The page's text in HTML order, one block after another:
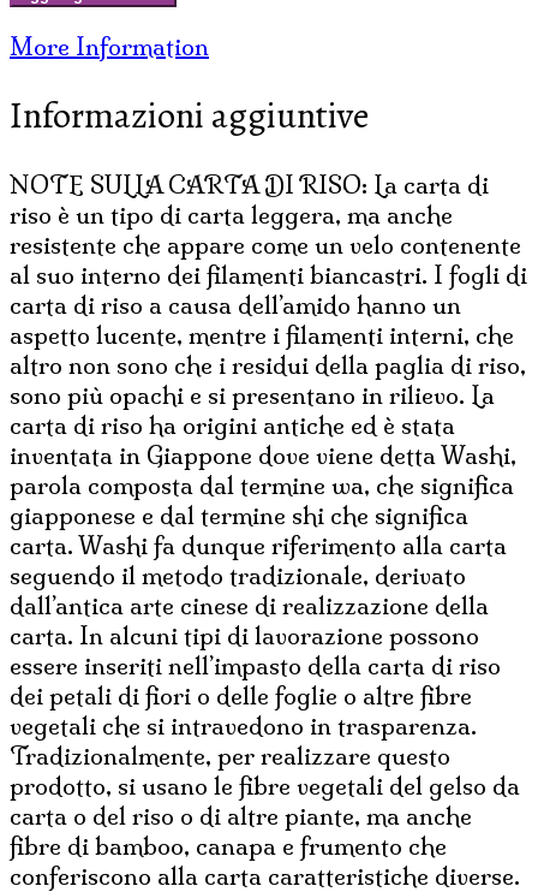
CARTA
RISO
MEDIO
quantità
More Information
Informazioni aggiuntive
NOTE SULLA CARTA DI RISO: La carta di
riso è un tipo di carta leggera, ma anche
resistente che appare come un velo contenente
al suo interno dei filamenti biancastri. I fogli di
carta di riso a causa dell’amido hanno un
aspetto lucente, mentre i filamenti interni, che
altro non sono che i residui della paglia di riso,
sono più opachi e si presentano in rilievo. La
carta di riso ha origini antiche ed è stata
inventata in Giappone dove viene detta Washi,
parola composta dal termine wa, che significa
giapponese e dal termine shi che significa
carta. Washi fa dunque riferimento alla carta
seguendo il metodo tradizionale, derivato
dall’antica arte cinese di realizzazione della
carta. In alcuni tipi di lavorazione possono
essere inseriti nell’impasto della carta di riso
dei petali di fiori o delle foglie o altre fibre
vegetali che si intravedono in trasparenza.
Tradizionalmente, per realizzare questo
prodotto, si usano le fibre vegetali del gelso da
carta o del riso o di altre piante, ma anche
fibre di bamboo, canapa e frumento che
conferiscono alla carta caratteristiche diverse.